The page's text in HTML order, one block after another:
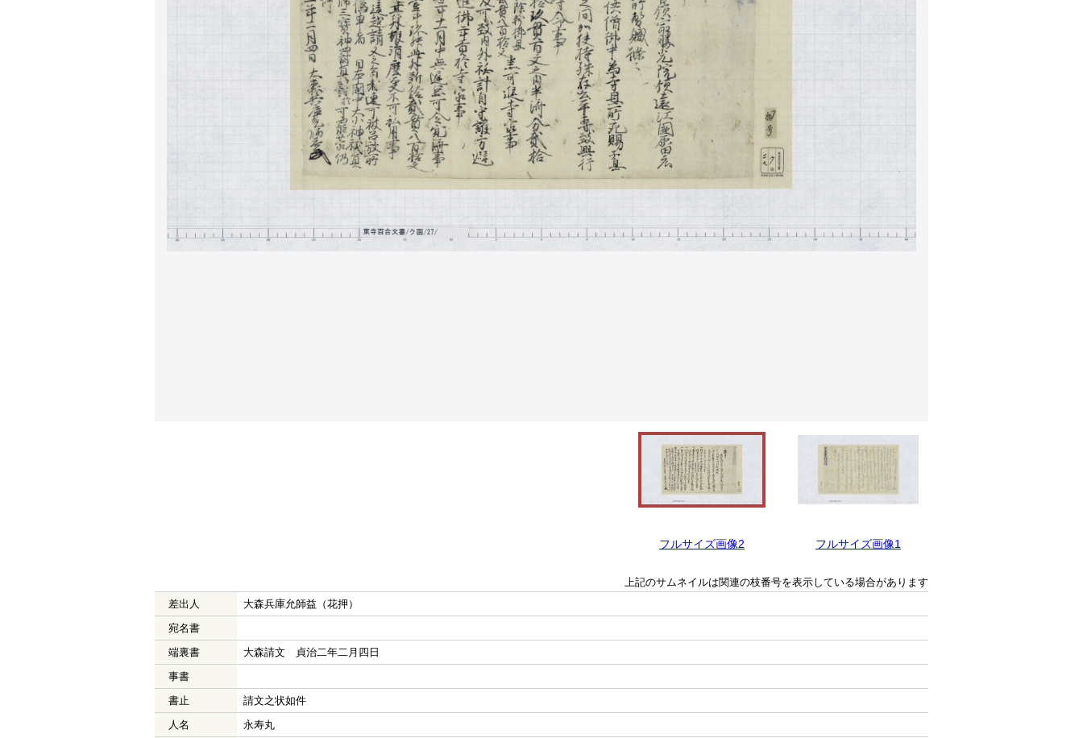
フルサイズ画像2 フルサイズ画像1
上記のサムネイルは関連の枝番号を表示している場合があります
差出人
大森兵庫允師益（花押）
宛名書
端裏書
大森請文 貞治二年二月四日
事書
書止
請文之状如件
人名
永寿丸